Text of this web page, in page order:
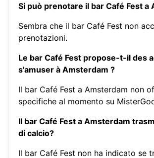
Si può prenotare il bar Café Fest a
Sembra che il bar Café Fest non
prenotazioni.
Le bar Café Fest propose-t-il des
s'amuser à Amsterdam ?
Il bar Café Fest a Amsterdam non
specifiche al momento su
Il bar Café Fest a Amsterdam
di calcio?
Il bar Café Fest non ha indicato se